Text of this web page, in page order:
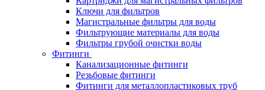
Ключи для фильтров
Магистральные фильтры для воды
Фильтрующие материалы для воды
Фильтры грубой очистки воды
Фитинги
Канализационные фитинги
Резьбовые фитинги
Фитинги для металлопластиковых труб